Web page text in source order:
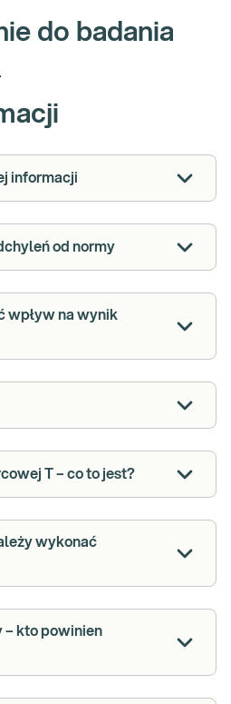
do badania
informacji
od normy
wpływ na wynik
T – co to jest?
wykonać
– kto powinien